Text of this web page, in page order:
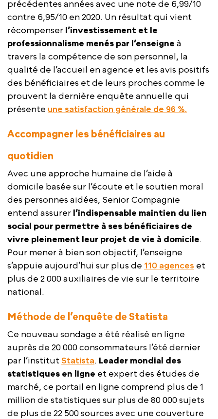
précédentes années avec une note de 6,99/10
contre 6,95/10 en 2020. Un résultat qui vient
récompenser l’investissement et le
professionnalisme menés par l’enseigne à
travers la compétence de son personnel, la
qualité de l’accueil en agence et les avis positifs
des bénéficiaires et de leurs proches comme le
prouvent la dernière enquête annuelle qui
présente une satisfaction générale de 96 %.
Accompagner les bénéficiaires au
quotidien
Avec une approche humaine de l’aide à
domicile basée sur l’écoute et le soutien moral
des personnes aidées, Senior Compagnie
entend assurer l’indispensable maintien du lien
social pour permettre à ses bénéficiaires de
vivre pleinement leur projet de vie à domicile.
Pour mener à bien son objectif, l’enseigne
s’appuie aujourd’hui sur plus de 110 agences et
plus de 2 000 auxiliaires de vie sur le territoire
national.
Méthode de l’enquête de Statista
Ce nouveau sondage a été réalisé en ligne
auprès de 20 000 consommateurs l’été dernier
par l’institut Statista. Leader mondial des
statistiques en ligne et expert des études de
marché, ce portail en ligne comprend plus de 1
million de statistiques sur plus de 80 000 sujets
de plus de 22 500 sources avec une couverture